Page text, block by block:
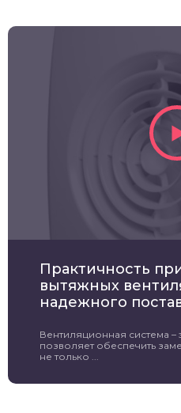
Практичность
вытяжных
надежного
Вентиляционная система –
позволяет обеспечить
не только ...